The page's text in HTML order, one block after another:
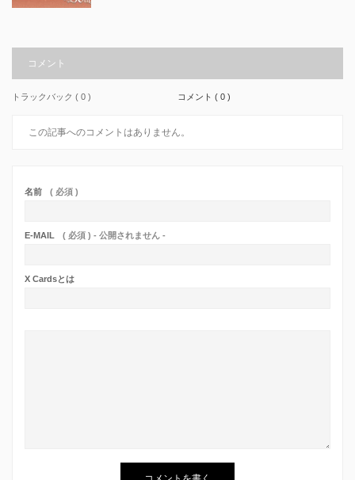
コメント
トラックバック ( 0 ) コメント ( 0 )
この記事へのコメントはありません。
名前 ( 必須 )
E-MAIL ( 必須 ) - 公開されません -
X Cardsとは